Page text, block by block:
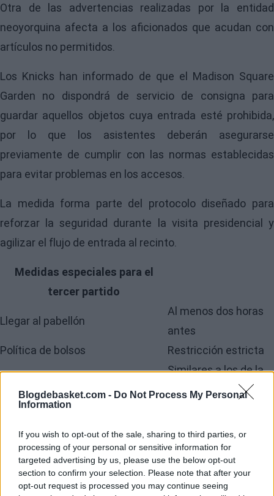
Blogdebasket.com - Do Not Process My Personal
Information
If you wish to opt-out of the sale, sharing to third parties, or
processing of your personal or sensitive information for
targeted advertising by us, please use the below opt-out
section to confirm your selection. Please note that after your
opt-out request is processed you may continue seeing
Otra de las advertencias realizadas por la entidad
neoyorquina afecta a los aficionados que acudan con
artículos no permitidos.
Los Knicks han informado de que el Madison Square
Garden no dispondrá de servicio de consigna para
guardar aquellos objetos cuya entrada esté prohibida,
por lo que los asistentes deberán asegurarse
previamente de cumplir con las normas establecidas
para evitar problemas en los accesos.
La medida forma parte del protocolo diseñado para
reforzar la seguridad durante la visita presidencial y
agilizar el flujo de entrada al recinto.
Medidas especiales para el
tercer partido
Llegar al pabellón
Al menos dos horas
antes
Política de bolsos
Restricción estricta
Similares a los de la
TSA
Servicio de consigna
Motivo del refuerzo
Presencia de Donald
Trump
Trump confirma su